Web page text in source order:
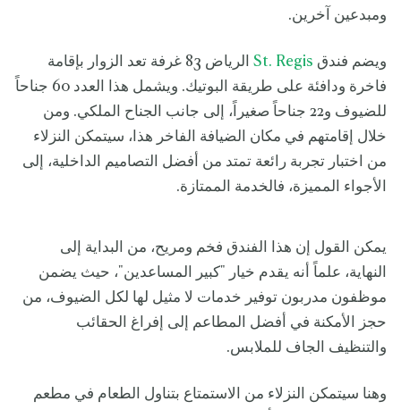
ومبدعين آخرين.
ويضم فندق St. Regis
الرياض 83 غرفة تعد الزوار بإقامة
فاخرة ودافئة على طريقة البوتيك. ويشمل هذا العدد 60 جناحاً
للضيوف و22 جناحاً صغيراً، إلى جانب الجناح الملكي. ومن
خلال إقامتهم في مكان الضيافة الفاخر هذا، سيتمكن النزلاء
من اختبار تجربة رائعة تمتد من أفضل التصاميم الداخلية، إلى
الأجواء المميزة، فالخدمة الممتازة.
يمكن القول إن هذا الفندق فخم ومريح، من البداية إلى
النهاية، علماً أنه يقدم خيار "كبير المساعدين"، حيث يضمن
موظفون مدربون توفير خدمات لا مثيل لها لكل الضيوف، من
حجز الأمكنة في أفضل المطاعم إلى إفراغ الحقائب
والتنظيف الجاف للملابس.
وهنا سيتمكن النزلاء من الاستمتاع بتناول الطعام في مطعم